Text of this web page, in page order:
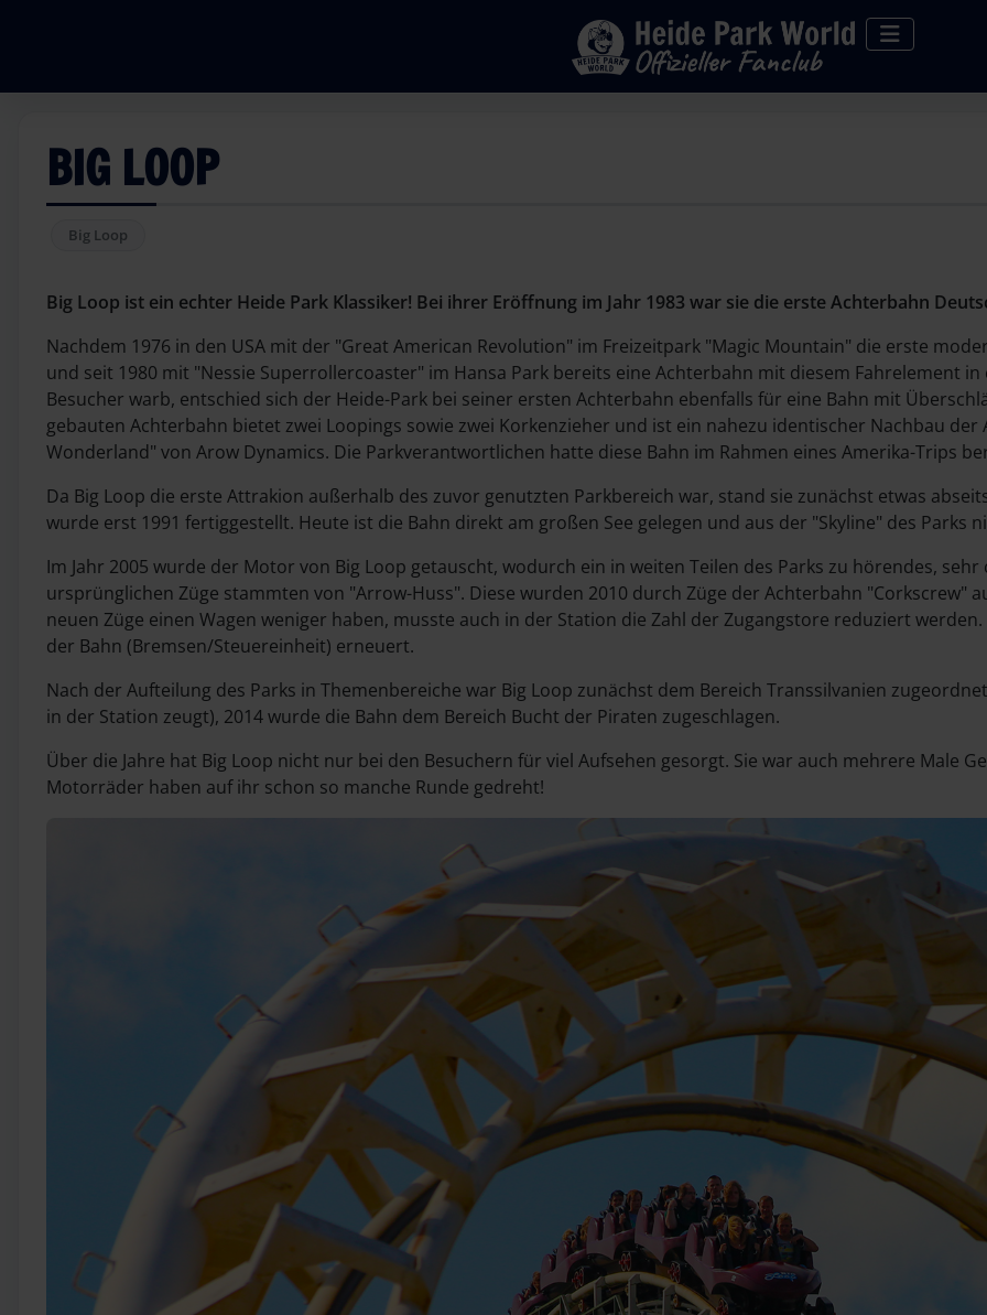
BIG LOOP
Big Loop
Big Loop ist ein echter Heide Park Klassiker! Bei ihrer Eröffnung im Jahr 1983 war sie die erste Achterbahn
Nachdem 1976 in den USA mit der "Great American Revolution" im Freizeitpark "Magic Mountain" die erste
und seit 1980 mit "Nessie Superrollercoaster" im Hansa Park bereits eine Achterbahn mit diesem Fahrelement
Besucher warb, entschied sich der Heide-Park bei seiner ersten Achterbahn ebenfalls für eine Bahn mit
gebauten Achterbahn bietet zwei Loopings sowie zwei Korkenzieher und ist ein nahezu identischer Nachbau
Wonderland" von Arow Dynamics. Die Parkverantwortlichen hatte diese Bahn im Rahmen eines Amerika-Trips
Da Big Loop die erste Attrakion außerhalb des zuvor genutzten Parkbereich war, stand sie zunächst etwas
wurde erst 1991 fertiggestellt. Heute ist die Bahn direkt am großen See gelegen und aus der "Skyline" des Parks
Im Jahr 2005 wurde der Motor von Big Loop getauscht, wodurch ein in weiten Teilen des Parks zu hörendes,
ursprünglichen Züge stammten von "Arrow-Huss". Diese wurden 2010 durch Züge der Achterbahn "Corkscrew"
neuen Züge einen Wagen weniger haben, musste auch in der Station die Zahl der Zugangstore reduziert
der Bahn (Bremsen/Steuereinheit) erneuert.
Nach der Aufteilung des Parks in Themenbereiche war Big Loop zunächst dem Bereich Transsilvanien
in der Station zeugt), 2014 wurde die Bahn dem Bereich Bucht der Piraten zugeschlagen.
Über die Jahre hat Big Loop nicht nur bei den Besuchern für viel Aufsehen gesorgt. Sie war auch mehrere Male
Motorräder haben auf ihr schon so manche Runde gedreht!